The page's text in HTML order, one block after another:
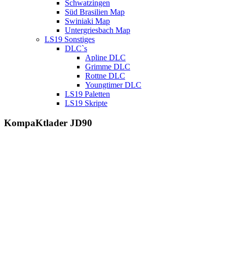
Schwatzingen
Süd Brasilien Map
Swiniaki Map
Untergriesbach Map
LS19 Sonstiges
DLC`s
Apline DLC
Grimme DLC
Rottne DLC
Youngtimer DLC
LS19 Paletten
LS19 Skripte
KompaKtlader JD90